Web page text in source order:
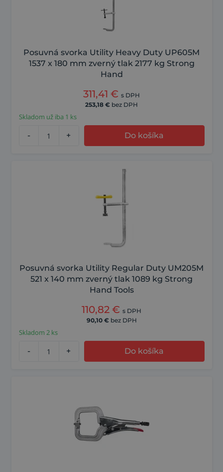
Posuvná svorka Utility Heavy Duty UP605M
1537 x 180 mm zverný tlak 2177 kg Strong
Hand
311,41 € s DPH
253,18 € bez DPH
Skladom už iba 1 ks
- + Do košíka
Posuvná svorka Utility Regular Duty UM205M
521 x 140 mm zverný tlak 1089 kg Strong
Hand Tools
110,82 € s DPH
90,10 € bez DPH
Skladom 2 ks
- + Do košíka